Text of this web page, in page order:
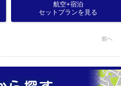
航空+宿泊
セットプランを見る
前へ